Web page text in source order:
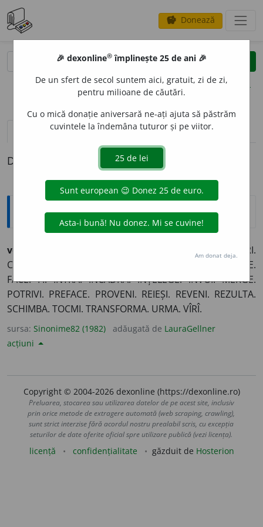
savings Donează
clear
opțiuni
definiții (1) pronunțievolume_up (50)
Definiția cu ID-ul 1050198:
Sinonime
ven
ANGAJA. BĂGA. CADRA. CĂDEA. CÎNTĂRI.
CONVENI. CORESPUNDE. COSTA. CUVENI. DECURGE.
FACE. FI. INTRA. ÎNCADRA. ÎNȚELEGE. ÎNVOI. MERGE.
POTRIVI. PREFACE. PROVENI. REIEȘI. REVENI. REZULTA.
SCHIMBA. TOCMI. TRANSFORMA. URMA. VÎRÎ.
sursa: Sinonime82 (1982) adăugată de LauraGellner
acțiuni
Copyright © 2004-2026 dexonline (https://dexonline.ro)
Preluarea, stocarea sau utilizarea datelor de pe acest site, inclusiv
prin orice metode de extragere automată (web scraping, crawling),
sunt strict interzise fără acordul nostru prealabil scris, cu excepția
seturilor de date oferite oficial spre utilizare publică (vezi licența).
licență confidențialitate găzduit de Hosterion
🎉 dexonline® împlinește 25 de ani 🎉
De un sfert de secol suntem aici, gratuit, zi de zi,
pentru milioane de căutări.
Cu o mică donație aniversară ne-ați ajuta să păstrăm
cuvintele la îndemâna tuturor și pe viitor.
Am donat deja.